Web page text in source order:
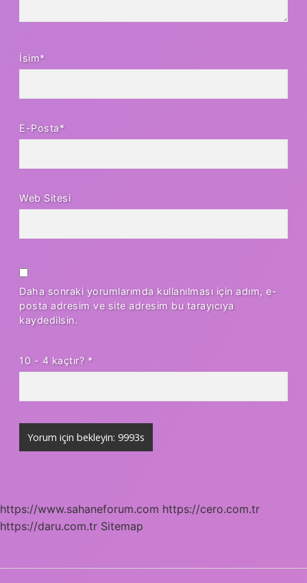
İsim*
E-Posta*
Web Sitesi
Daha sonraki yorumlarımda kullanılması için adım, e-
posta adresim ve site adresim bu tarayıcıya
kaydedilsin.
10 - 4 kaçtır? *
https://www.sahaneforum.com https://cero.com.tr
https://daru.com.tr Sitemap